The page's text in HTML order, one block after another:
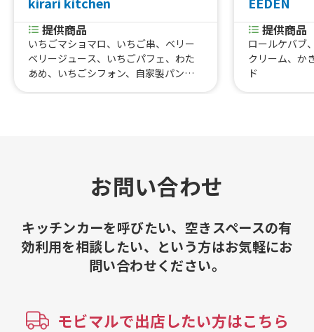
提供商品
いちごマショマロ、いちご串、ベリー
ベリージュース、いちごパフェ、わた
あめ、いちごシフォン、自家製パンナ
キ、いちご大福、いちごバウム、いち
提供商品
ロールケバブ
クリーム、か
ド
お問い合わせ
キッチンカーを呼びたい、空きスペースの有
効利用を相談したい、という方はお気軽にお
問い合わせください。
モビマルで出店したい方はこちら